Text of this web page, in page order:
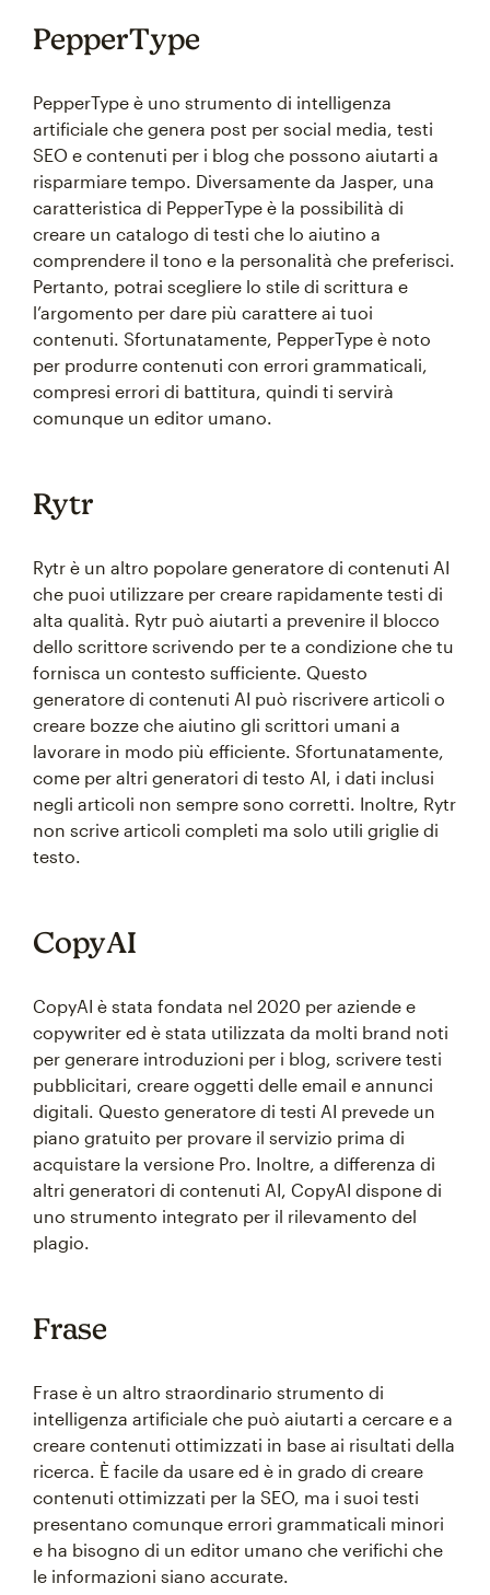
PepperType
PepperType è uno strumento di intelligenza
artificiale che genera post per social media, testi
SEO e contenuti per i blog che possono aiutarti a
risparmiare tempo. Diversamente da Jasper, una
caratteristica di PepperType è la possibilità di
creare un catalogo di testi che lo aiutino a
comprendere il tono e la personalità che preferisci.
Pertanto, potrai scegliere lo stile di scrittura e
l’argomento per dare più carattere ai tuoi
contenuti. Sfortunatamente, PepperType è noto
per produrre contenuti con errori grammaticali,
compresi errori di battitura, quindi ti servirà
comunque un editor umano.
Rytr
Rytr è un altro popolare generatore di contenuti AI
che puoi utilizzare per creare rapidamente testi di
alta qualità. Rytr può aiutarti a prevenire il blocco
dello scrittore scrivendo per te a condizione che tu
fornisca un contesto sufficiente. Questo
generatore di contenuti AI può riscrivere articoli o
creare bozze che aiutino gli scrittori umani a
lavorare in modo più efficiente. Sfortunatamente,
come per altri generatori di testo AI, i dati inclusi
negli articoli non sempre sono corretti. Inoltre, Rytr
non scrive articoli completi ma solo utili griglie di
testo.
CopyAI
CopyAI è stata fondata nel 2020 per aziende e
copywriter ed è stata utilizzata da molti brand noti
per generare introduzioni per i blog, scrivere testi
pubblicitari, creare oggetti delle email e annunci
digitali. Questo generatore di testi AI prevede un
piano gratuito per provare il servizio prima di
acquistare la versione Pro. Inoltre, a differenza di
altri generatori di contenuti AI, CopyAI dispone di
uno strumento integrato per il rilevamento del
plagio.
Frase
Frase è un altro straordinario strumento di
intelligenza artificiale che può aiutarti a cercare e a
creare contenuti ottimizzati in base ai risultati della
ricerca. È facile da usare ed è in grado di creare
contenuti ottimizzati per la SEO, ma i suoi testi
presentano comunque errori grammaticali minori
e ha bisogno di un editor umano che verifichi che
le informazioni siano accurate.